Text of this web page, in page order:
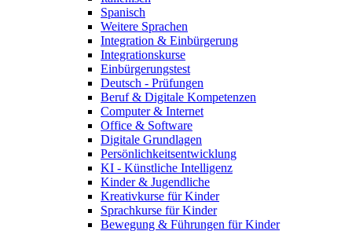
Spanisch
Weitere Sprachen
Integration & Einbürgerung
Integrationskurse
Einbürgerungstest
Deutsch - Prüfungen
Beruf & Digitale Kompetenzen
Computer & Internet
Office & Software
Digitale Grundlagen
Persönlichkeitsentwicklung
KI - Künstliche Intelligenz
Kinder & Jugendliche
Kreativkurse für Kinder
Sprachkurse für Kinder
Bewegung & Führungen für Kinder